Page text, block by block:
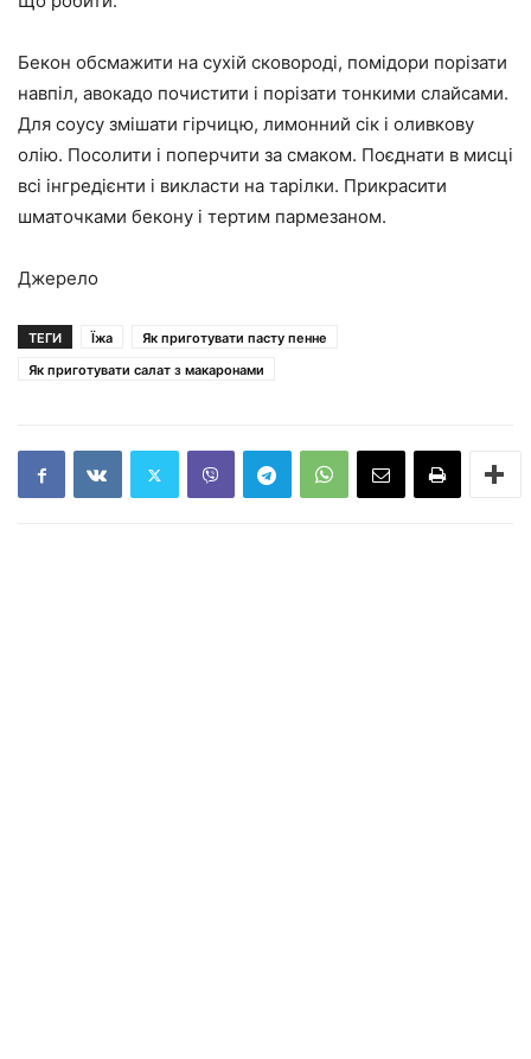
Бекон обсмажити на сухій сковороді, помідори порізати
навпіл, авокадо почистити і порізати тонкими слайсами.
Для соусу змішати гірчицю, лимонний сік і оливкову
олію. Посолити і поперчити за смаком. Поєднати в мисці
всі інгредієнти і викласти на тарілки. Прикрасити
шматочками бекону і тертим пармезаном.
Джерело
ТЕГИ Їжа
Як приготувати пасту пенне
Як приготувати салат з макаронами